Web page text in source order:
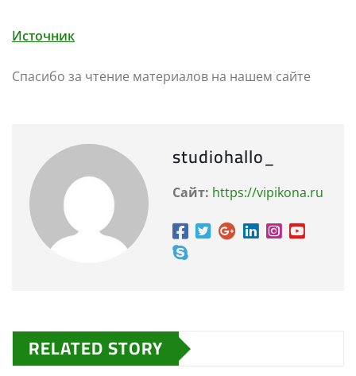
Источник
Спасибо за чтение материалов на нашем сайте
studiohallo_
Сайт: https://vipikona.ru
RELATED STORY